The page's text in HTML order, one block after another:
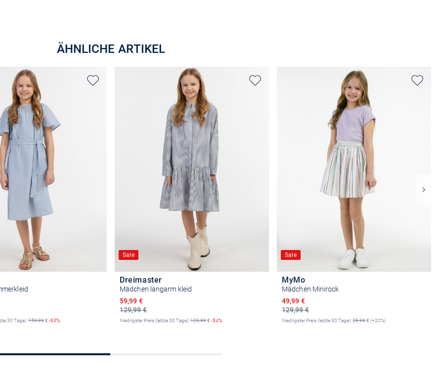
ÄHNLICHE ARTIKEL
30 Tage):159,99€ -63%
Sale
Dreimaster
Mädchen langarm kleid
129,99 €
Ermäßigter Preis
59,99 €
Niedrigster Preis (letzte 30 Tage):129,99€ -54%
Sale
MyMo
Mädchen Minirock
129,99 €
Ermäßigter Preis
49,99 €
Niedrigster Preis (letzte 30 Tage):39,99€ (+20%)